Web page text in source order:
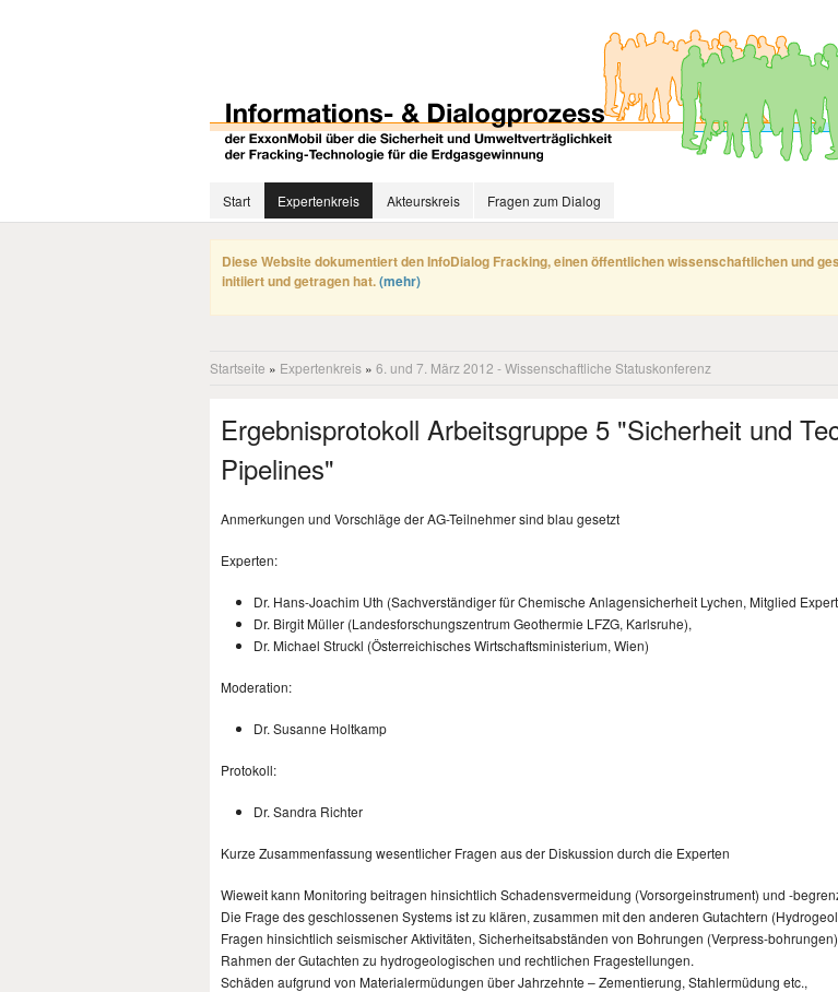
Start Expertenkreis Akteurskreis Fragen zum Dialog
Diese Website dokumentiert den InfoDialog Fracking, einen öffentlichen wissenschaftlichen und
initiiert und getragen hat.(mehr)
Startseite » Expertenkreis » 6. und 7. März 2012 - Wissenschaftliche Statuskonferenz
Ergebnisprotokoll Arbeitsgruppe 5 "Sicherheit und
Pipelines"
Anmerkungen und Vorschläge der AG-Teilnehmer sind blau gesetzt
Experten:
Dr. Hans-Joachim Uth (Sachverständiger für Chemische Anlagensicherheit Lychen, Mitglied
Dr. Birgit Müller (Landesforschungszentrum Geothermie LFZG, Karlsruhe),
Dr. Michael Struckl (Österreichisches Wirtschaftsministerium, Wien)
Moderation:
Dr. Susanne Holtkamp
Protokoll:
Dr. Sandra Richter
Kurze Zusammenfassung wesentlicher Fragen aus der Diskussion durch die Experten
Wieweit kann Monitoring beitragen hinsichtlich Schadensvermeidung (Vorsorgeinstrument) und -
Die Frage des geschlossenen Systems ist zu klären, zusammen mit den anderen Gutachtern
Fragen hinsichtlich seismischer Aktivitäten, Sicherheitsabständen von Bohrungen (Verpress-
Rahmen der Gutachten zu hydrogeologischen und rechtlichen Fragestellungen.
Schäden aufgrund von Materialermüdungen über Jahrzehnte – Zementierung, Stahlermüdung etc.,